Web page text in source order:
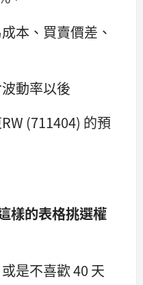
本、買賣價差、
動率以後
(711404) 的預
樣的表格挑選權
是不喜歡 40 天